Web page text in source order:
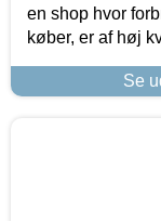
en shop hvor
køber, er af høj
Se